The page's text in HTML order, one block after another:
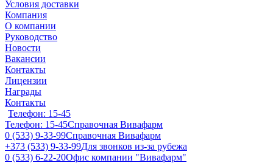
Условия доставки
Компания
О компании
Руководство
Новости
Вакансии
Контакты
Лицензии
Награды
Контакты
Телефон: 15-45
Телефон: 15-45Справочная Вивафарм
0 (533) 9-33-99Справочная Вивафарм
+373 (533) 9-33-99Для звонков из-за рубежа
0 (533) 6-22-20Офис компании "Вивафарм"